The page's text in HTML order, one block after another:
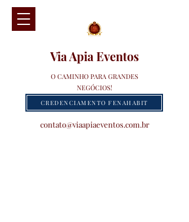
Via Apia Eventos
O CAMINHO PARA GRANDES
NEGÓCIOS!
contato@viaapiaeventos.com.br
CREDENCIAMENTO FENAHABIT